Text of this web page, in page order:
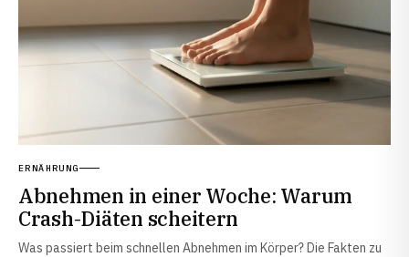
ERNÄHRUNG
Abnehmen in einer Woche: Warum
Crash-Diäten scheitern
Was passiert beim schnellen Abnehmen im Körper? Die Fakten zu